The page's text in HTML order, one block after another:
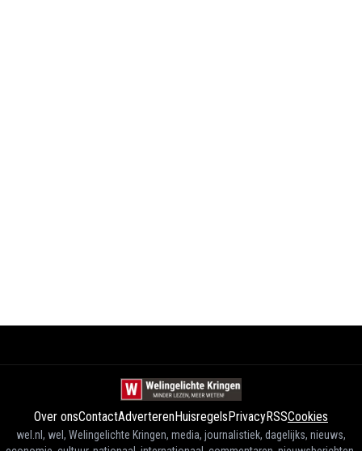
Over onsContactAdverterenHuisregelsPrivacyRSSCookies
wel.nl, wel, Welingelichte Kringen, media, journalistiek, dagelijks, nieuws,